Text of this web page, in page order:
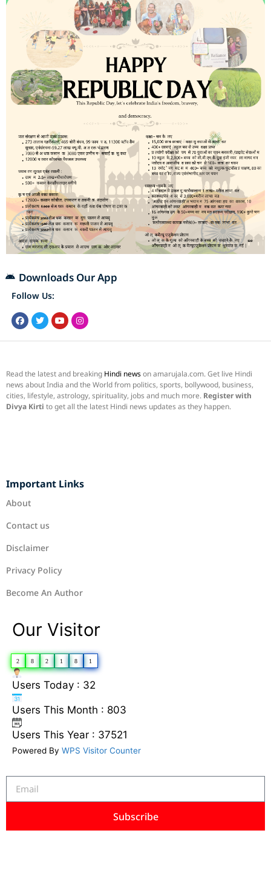
Downloads Our App
Follow Us:
Read the latest and breaking Hindi newson amarujala.com. Get live Hindi
news about India and the World from politics, sports, bollywood, business,
cities, lifestyle, astrology, spirituality, jobs and much more. Register with
Divya Kirti to get all the latest Hindi news updates as they happen.
Important Links
About
Contact us
Disclaimer
Privacy Policy
Become An Author
Our Visitor
2 8 2 1 8 1
Users Today : 32
Users This Month : 803
Users This Year : 37521
Powered By WPS Visitor Counter
Subscribe